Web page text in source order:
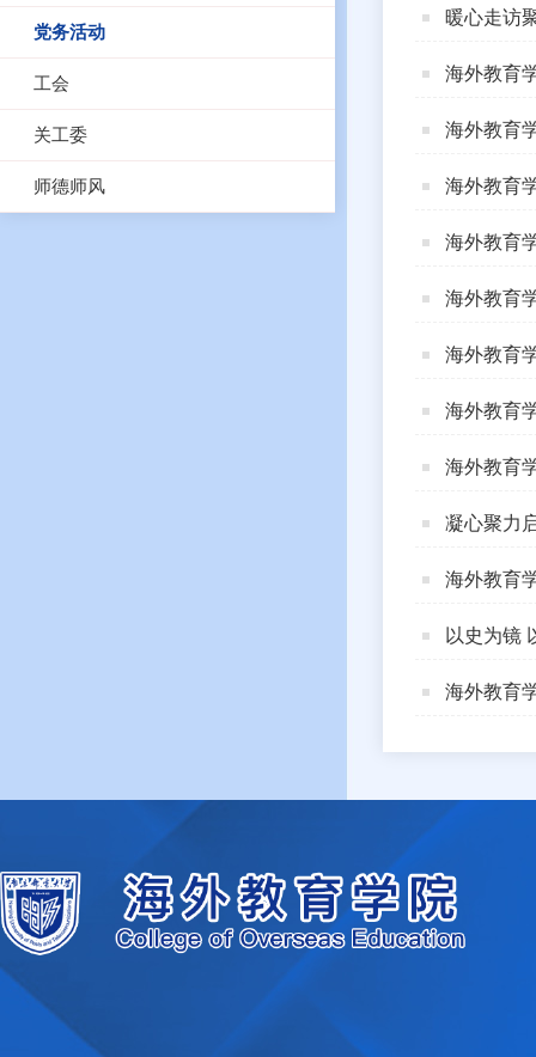
党务活动
工会
关工委
师德师风
暖心走访
海外教育
海外教育
海外教育
海外教育
海外教育
海外教育
海外教育
海外教育
凝心聚力
海外教育
以史为镜
海外教育